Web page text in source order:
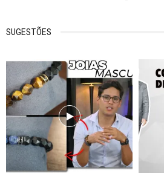
SUGESTÕES